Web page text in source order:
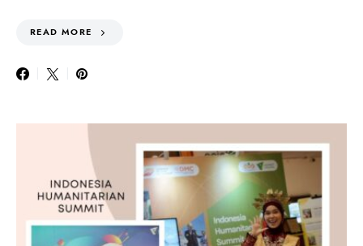
READ MORE